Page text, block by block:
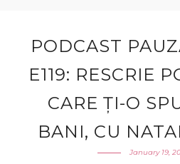
PODCAST
E119: RESCRIE
CARE ȚI-O
BANI, CU
January 19,